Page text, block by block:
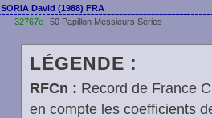
SORIA David (1988) FRA
32767e
50 Papillon Messieurs Séries
LÉGENDE :
RFCn : Record de France
en compte les coefficients